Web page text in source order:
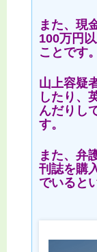
また、現
100万円
ことです。
山上容疑
したり、
んだりし
す。
また、弁
刊誌を購
でいると